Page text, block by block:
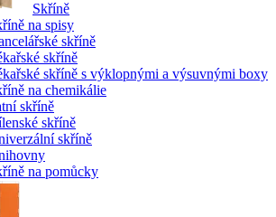
Skříně
na spisy
skříně
skříně
skříně s výklopnými a výsuvnými boxy
na chemikálie
skříně
skříně
skříně
na pomůcky